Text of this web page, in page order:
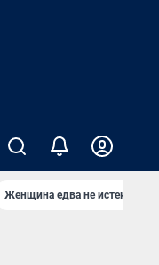
Женщина едва не истекла